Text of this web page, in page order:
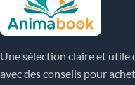
Une sélection claire et utile
avec des conseils pour